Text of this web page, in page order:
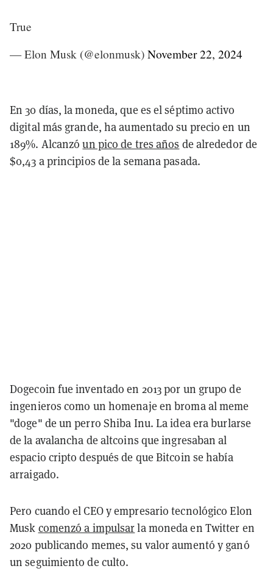
True
— Elon Musk (@elonmusk) November 22, 2024
En 30 días, la moneda, que es el séptimo activo
digital más grande, ha aumentado su precio en un
189%. Alcanzóun pico de tres años de alrededor de
$0,43 a principios de la semana pasada.
Dogecoin fue inventado en 2013 por un grupo de
ingenieros como un homenaje en broma al meme
"doge" de un perro Shiba Inu. La idea era burlarse
de la avalancha de altcoins que ingresaban al
espacio cripto después de que Bitcoin se había
arraigado.
Pero cuando el CEO y empresario tecnológico Elon
Musk comenzó a impulsarla moneda en Twitter en
2020 publicando memes, su valor aumentó y ganó
un seguimiento de culto.